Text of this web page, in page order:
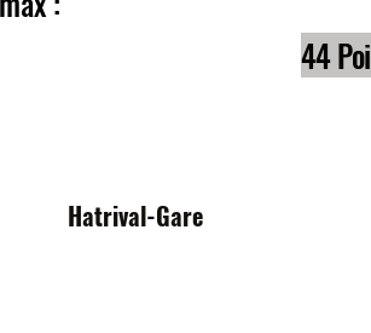
:
44
Hatrival-Gare